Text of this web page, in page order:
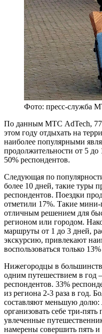
Фото: пресс-служба
По данным МТС AdTech,
этом году отдыхать на
наиболее популярными
продолжительности от 5
50% респондентов.
Следующая по
более 10 дней, такие туры
респондентов. Поездки
отметили 17%. Такие мини-
отличным решением для
регионом или городом.
маршруты от 1 до 3 дней,
экскурсию, привлекают
воспользоваться только
Нижегородцы в
одним путешествием в год
респондентов. 33%
из региона 2-3 раза в год.
составляют меньшую долю:
организовать себе три-
увлеченные
намерены совершить пять и